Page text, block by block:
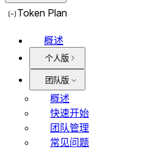
Token Plan
概述
个人版
团队版
概述
快速开始
团队管理
常见问题